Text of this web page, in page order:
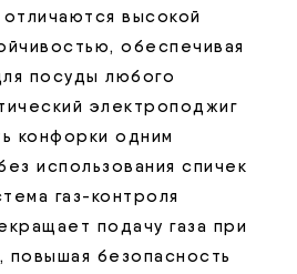
высокой
обеспечивая
посуды любого
электроподжиг
конфорки одним
использования спичек
газ-контроля
подачу газа при
повышая безопасность